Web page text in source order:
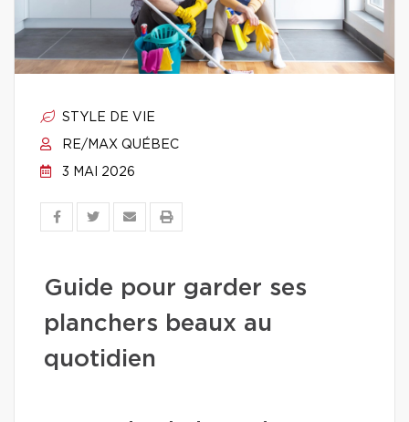
STYLE DE VIE
RE/MAX QUÉBEC
3 MAI 2026
Guide pour garder ses
planchers beaux au
quotidien